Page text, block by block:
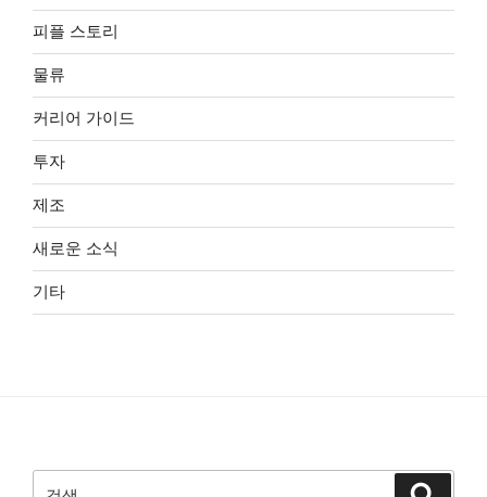
피플 스토리
물류
커리어 가이드
투자
제조
새로운 소식
기타